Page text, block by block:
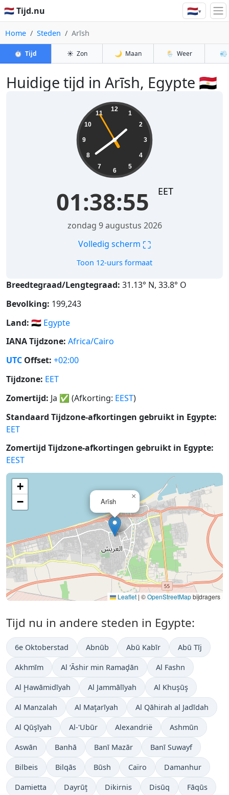
🇳🇱 Tijd.nu 🇳🇱▾
Home Steden Arīsh
⏱️ Tijd ☀️ Zon 🌙 Maan 🌦️ Weer 💨
Huidige tijd in Arīsh, Egypte 🇪🇬
12
1
2
3
4
5
6
7
8
9
10
11
01:38:55 EET
zondag 9 augustus 2026
Volledig scherm ⛶
Toon 12-uurs formaat
Breedtegraad/Lengtegraad: 31.13° N, 33.8° O
Bevolking: 199,243
Land: 🇪🇬 Egypte
IANA Tijdzone: Africa/Cairo
UTC Offset: +02:00
Tijdzone: EET
Zomertijd: Ja ✅ (Afkorting: EEST)
Standaard Tijdzone-afkortingen gebruikt in Egypte:
EET
Zomertijd Tijdzone-afkortingen gebruikt in Egypte:
EEST
Arīsh
×
+
−
Leaflet | ©OpenStreetMapbijdragers
Tijd nu in andere steden in Egypte:
6e Oktoberstad Abnūb Abū Kabīr Abū Tīj
Akhmīm Al ‘Āshir min Ramaḑān Al Fashn
Al Ḩawāmidīyah Al Jammālīyah Al Khuşūş
Al Manzalah Al Maţarīyah Al Qāhirah al Jadīdah
Al Qūşīyah Al-'Ubūr Alexandrië Ashmūn
Aswān Banhā Banī Mazār Banī Suwayf
Bilbeis Bilqās Būsh Caïro Damanhur
Damietta Dayrūţ Dikirnis Disūq Fāqūs